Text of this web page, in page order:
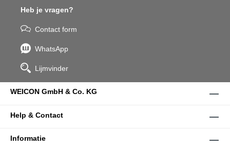
Heb je vragen?
Contact form
WhatsApp
Lijmvinder
WEICON GmbH & Co. KG
Help & Contact
Informatie